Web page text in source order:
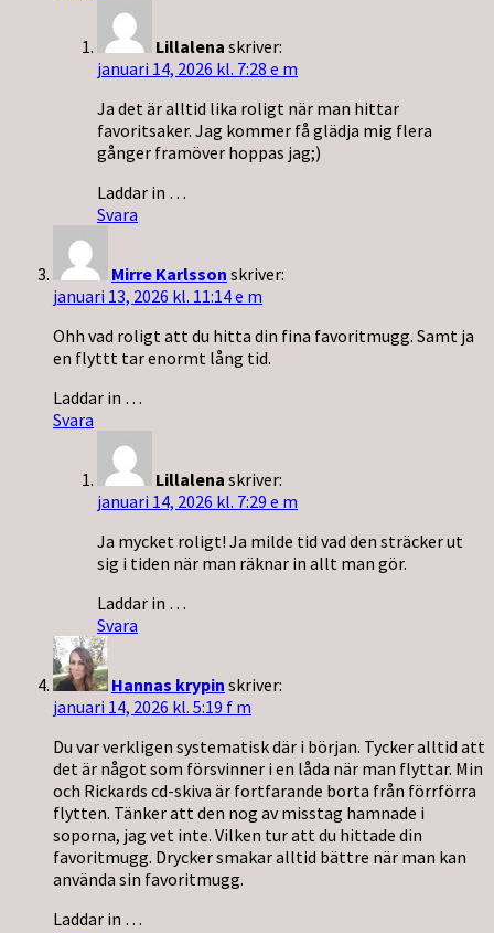
Lillalena skriver:
januari 14, 2026 kl. 7:28 e m
Ja det är alltid lika roligt när man hittar
favoritsaker. Jag kommer få glädja mig flera
gånger framöver hoppas jag;)
Laddar in …
Svara
Mirre Karlsson skriver:
januari 13, 2026 kl. 11:14 e m
Ohh vad roligt att du hitta din fina favoritmugg. Samt ja
en flyttt tar enormt lång tid.
Laddar in …
Svara
Lillalena skriver:
januari 14, 2026 kl. 7:29 e m
Ja mycket roligt! Ja milde tid vad den sträcker ut
sig i tiden när man räknar in allt man gör.
Laddar in …
Svara
Hannas krypin skriver:
januari 14, 2026 kl. 5:19 f m
Du var verkligen systematisk där i början. Tycker alltid att
det är något som försvinner i en låda när man flyttar. Min
och Rickards cd-skiva är fortfarande borta från förrförra
flytten. Tänker att den nog av misstag hamnade i
soporna, jag vet inte. Vilken tur att du hittade din
favoritmugg. Drycker smakar alltid bättre när man kan
använda sin favoritmugg.
Laddar in …